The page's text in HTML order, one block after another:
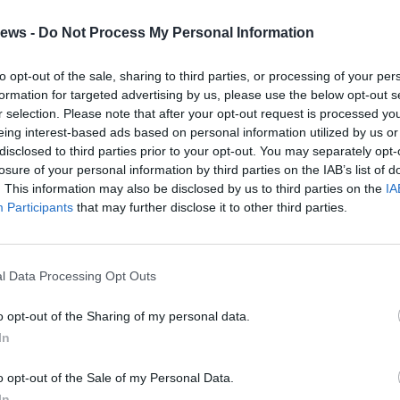
- Do Not Process My Personal Information
opt-out of the sale, sharing to third parties, or processing of your
for targeted advertising by us, please use the below opt-out
selection. Please note that after your opt-out request is processed
interest-based ads based on personal information utilized by us
to third parties prior to your opt-out. You may separately
of your personal information by third parties on the IAB’s list of
This information may also be disclosed by us to third parties on the
Participants that may further disclose it to other third parties.
Data Processing Opt Outs
opt-out of the Sharing of my personal data.
opt-out of the Sale of my Personal Data.
al San Carlone di Arona con quattro
al colosso del Lago Maggiore
Carlone di Arona apre le porte alle
del Lago Maggiore per tutto il mese di
del mese il monumento simbolo del Lago Maggiore
gli alunni con visite guidate dedicate
della statua del San Carlone di
1° marzo riapre la Statua di San Carlo con visite guidate
e alle ore 14:30